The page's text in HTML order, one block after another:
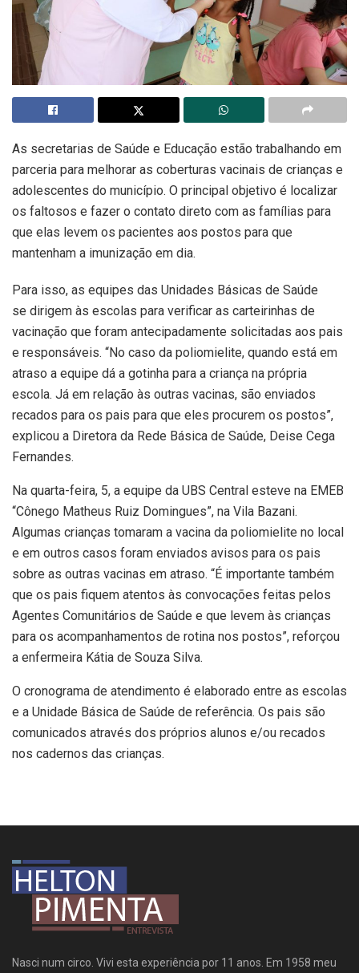
As secretarias de Saúde e Educação estão trabalhando em
parceria para melhorar as coberturas vacinais de crianças e
adolescentes do município. O principal objetivo é localizar
os faltosos e fazer o contato direto com as famílias para
que elas levem os pacientes aos postos para que
mantenham a imunização em dia.
Para isso, as equipes das Unidades Básicas de Saúde
se dirigem às escolas para verificar as carteirinhas de
vacinação que foram antecipadamente solicitadas aos pais
e responsáveis. “No caso da poliomielite, quando está em
atraso a equipe dá a gotinha para a criança na própria
escola. Já em relação às outras vacinas, são enviados
recados para os pais para que eles procurem os postos”,
explicou a Diretora da Rede Básica de Saúde, Deise Cega
Fernandes.
Na quarta-feira, 5, a equipe da UBS Central esteve na EMEB
“Cônego Matheus Ruiz Domingues”, na Vila Bazani.
Algumas crianças tomaram a vacina da poliomielite no local
e em outros casos foram enviados avisos para os pais
sobre as outras vacinas em atraso. “É importante também
que os pais fiquem atentos às convocações feitas pelos
Agentes Comunitários de Saúde e que levem às crianças
para os acompanhamentos de rotina nos postos”, reforçou
a enfermeira Kátia de Souza Silva.
O cronograma de atendimento é elaborado entre as escolas
e a Unidade Básica de Saúde de referência. Os pais são
comunicados através dos próprios alunos e/ou recados
nos cadernos das crianças.
Nasci num circo. Vivi esta experiência por 11 anos. Em 1958 meu